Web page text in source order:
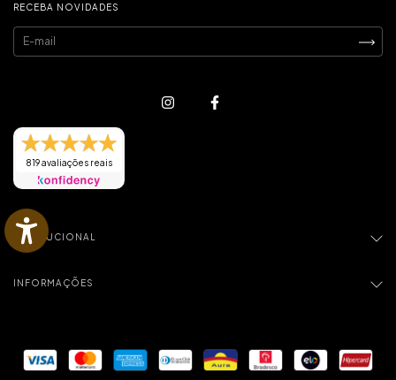
RECEBA NOVIDADES
819 avaliações reais
INSTITUCIONAL
INFORMAÇÕES